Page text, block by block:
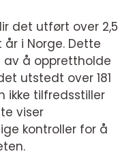
det utført over 2,5
år i Norge. Dette
av å opprettholde
utstedt over 181
ikke tilfredsstiller
viser
kontroller for å